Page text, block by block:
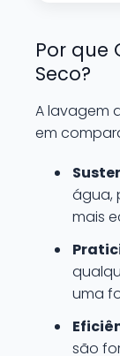
Por que
Seco?
A lavagem
em
água,
mais
uma
são